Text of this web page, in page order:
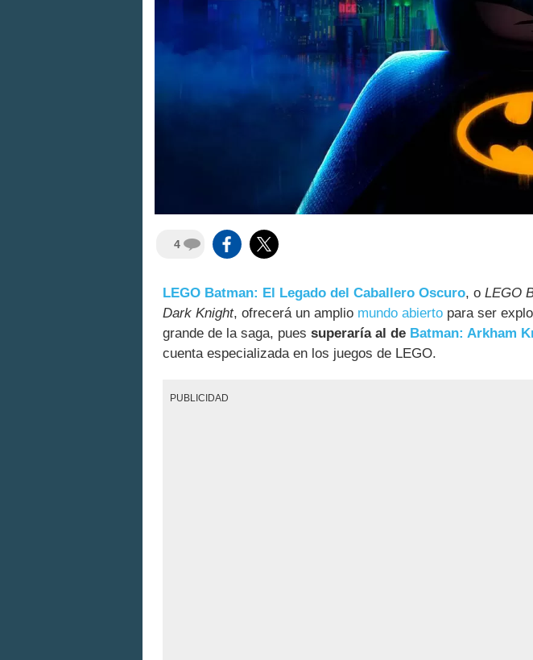
4
LEGO Batman: El Legado del Caballero Oscuro, o LEGO
Dark Knight, ofrecerá un amplio mundo abierto para ser
grande de la saga, pues superaría al de Batman: Arkham
cuenta especializada en los juegos de LEGO.
PUBLICIDAD